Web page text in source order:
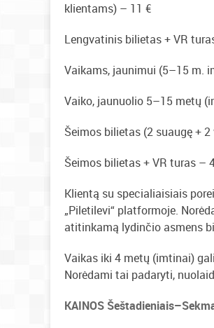
klientams) – 11 €
Lengvatinis bilietas + VR
Vaikams, jaunimui (5–15 m.
Vaiko, jaunuolio 5–15 metų
Šeimos bilietas (2 suaugę +
Šeimos bilietas + VR turas –
Klientą su specialiaisiais
„Piletilevi“ platformoje.
atitinkamą lydinčio asmens
Vaikas iki 4 metų (imtinai)
Norėdami tai padaryti,
KAINOS